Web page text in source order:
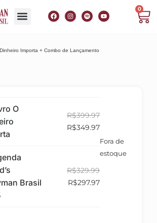
0
Importa + Combo de Lançamento
O
R$399.97
R$349.97
Brasil
R$329.99
R$297.97
Fora de
estoque